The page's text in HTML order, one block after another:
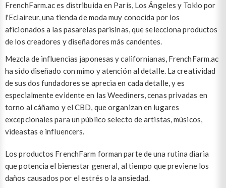
FrenchFarm.ac es distribuida en París, Los Ángeles y Tokio por
l'Eclaireur, una tienda de moda muy conocida por los
aficionados a las pasarelas parisinas, que selecciona productos
de los creadores y diseñadores más candentes.
Mezcla de influencias japonesas y californianas, FrenchFarm.ac
ha sido diseñado con mimo y atención al detalle. La creatividad
de sus dos fundadores se aprecia en cada detalle, y es
especialmente evidente en las Weediners, cenas privadas en
torno al cáñamo y el CBD, que organizan en lugares
excepcionales para un público selecto de artistas, músicos,
videastas e influencers.
Los productos FrenchFarm forman parte de una rutina diaria
que potencia el bienestar general, al tiempo que previene los
daños causados por el estrés o la ansiedad.